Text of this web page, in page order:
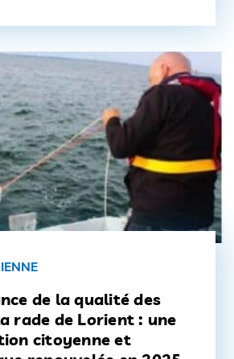
[…]
de la qualité des
rade de Lorient : une
citoyenne et